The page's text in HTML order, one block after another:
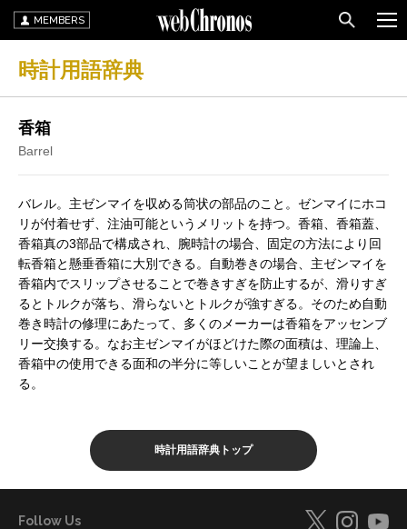
MEMBERS
時計用語辞典
香箱
Barrel
バレル。主ゼンマイを収める筒状の部品のこと。ゼンマイにホコ
リが付着せず、注油可能というメリットを持つ。香箱、香箱蓋、
香箱真の3部品で構成され、腕時計の場合、固定の方法により回
転香箱と懸垂香箱に大別できる。自動巻きの場合、主ゼンマイを
香箱内でスリップさせることで巻きすぎを防止するが、滑りすぎ
るとトルクが落ち、滑らないとトルクが強すぎる。そのため自動
巻き時計の修理にあたって、多くのメーカーは香箱をアッセンブ
リー交換する。なお主ゼンマイがほどけた際の面積は、理論上、
香箱中の使用できる面和の半分に等しいことが望ましいとされ
る。
時計用語辞典トップ
Follow Us